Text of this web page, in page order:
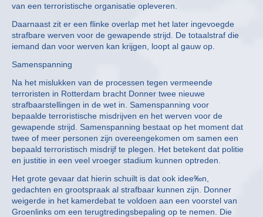
van een terroristische organisatie opleveren.
Daarnaast zit er een flinke overlap met het later ingevoegde
strafbare werven voor de gewapende strijd. De totaalstraf die
iemand dan voor werven kan krijgen, loopt al gauw op.
Samenspanning
Na het mislukken van de processen tegen vermeende
terroristen in Rotterdam bracht Donner twee nieuwe
strafbaarstellingen in de wet in. Samenspanning voor
bepaalde terroristische misdrijven en het werven voor de
gewapende strijd. Samenspanning bestaat op het moment dat
twee of meer personen zijn overeengekomen om samen een
bepaald terroristisch misdrijf te plegen. Het betekent dat politie
en justitie in een veel vroeger stadium kunnen optreden.
Het grote gevaar dat hierin schuilt is dat ook idee‰n,
gedachten en grootspraak al strafbaar kunnen zijn. Donner
weigerde in het kamerdebat te voldoen aan een voorstel van
Groenlinks om een terugtredingsbepaling op te nemen. Die